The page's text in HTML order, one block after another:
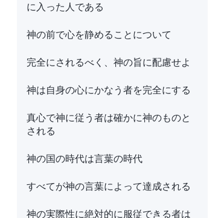
に入った人である
神の前で心を静めることについて
完全にされるべく、神の旨に配慮せよ
神は自身の心にかなう者を完全にする
真心で神に従う者は確かに神のものと
される
神の国の時代は言葉の時代
すべてが神の言葉によって達成される
神の実際性に絶対的に服従できる者は